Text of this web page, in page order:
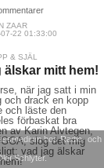
ZAAR
22 01:33:00
& SJÄL
älskar mitt hem!
när jag satt i min
och drack en kopp
och läste den
förbaskat bra
av Karin Alvtegen,
slog det mig
vad jag älskar
hos Radio- och
Schlyter.